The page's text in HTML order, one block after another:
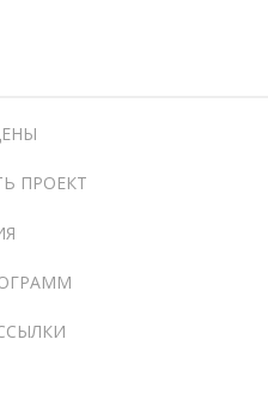
ПРОЕКТ